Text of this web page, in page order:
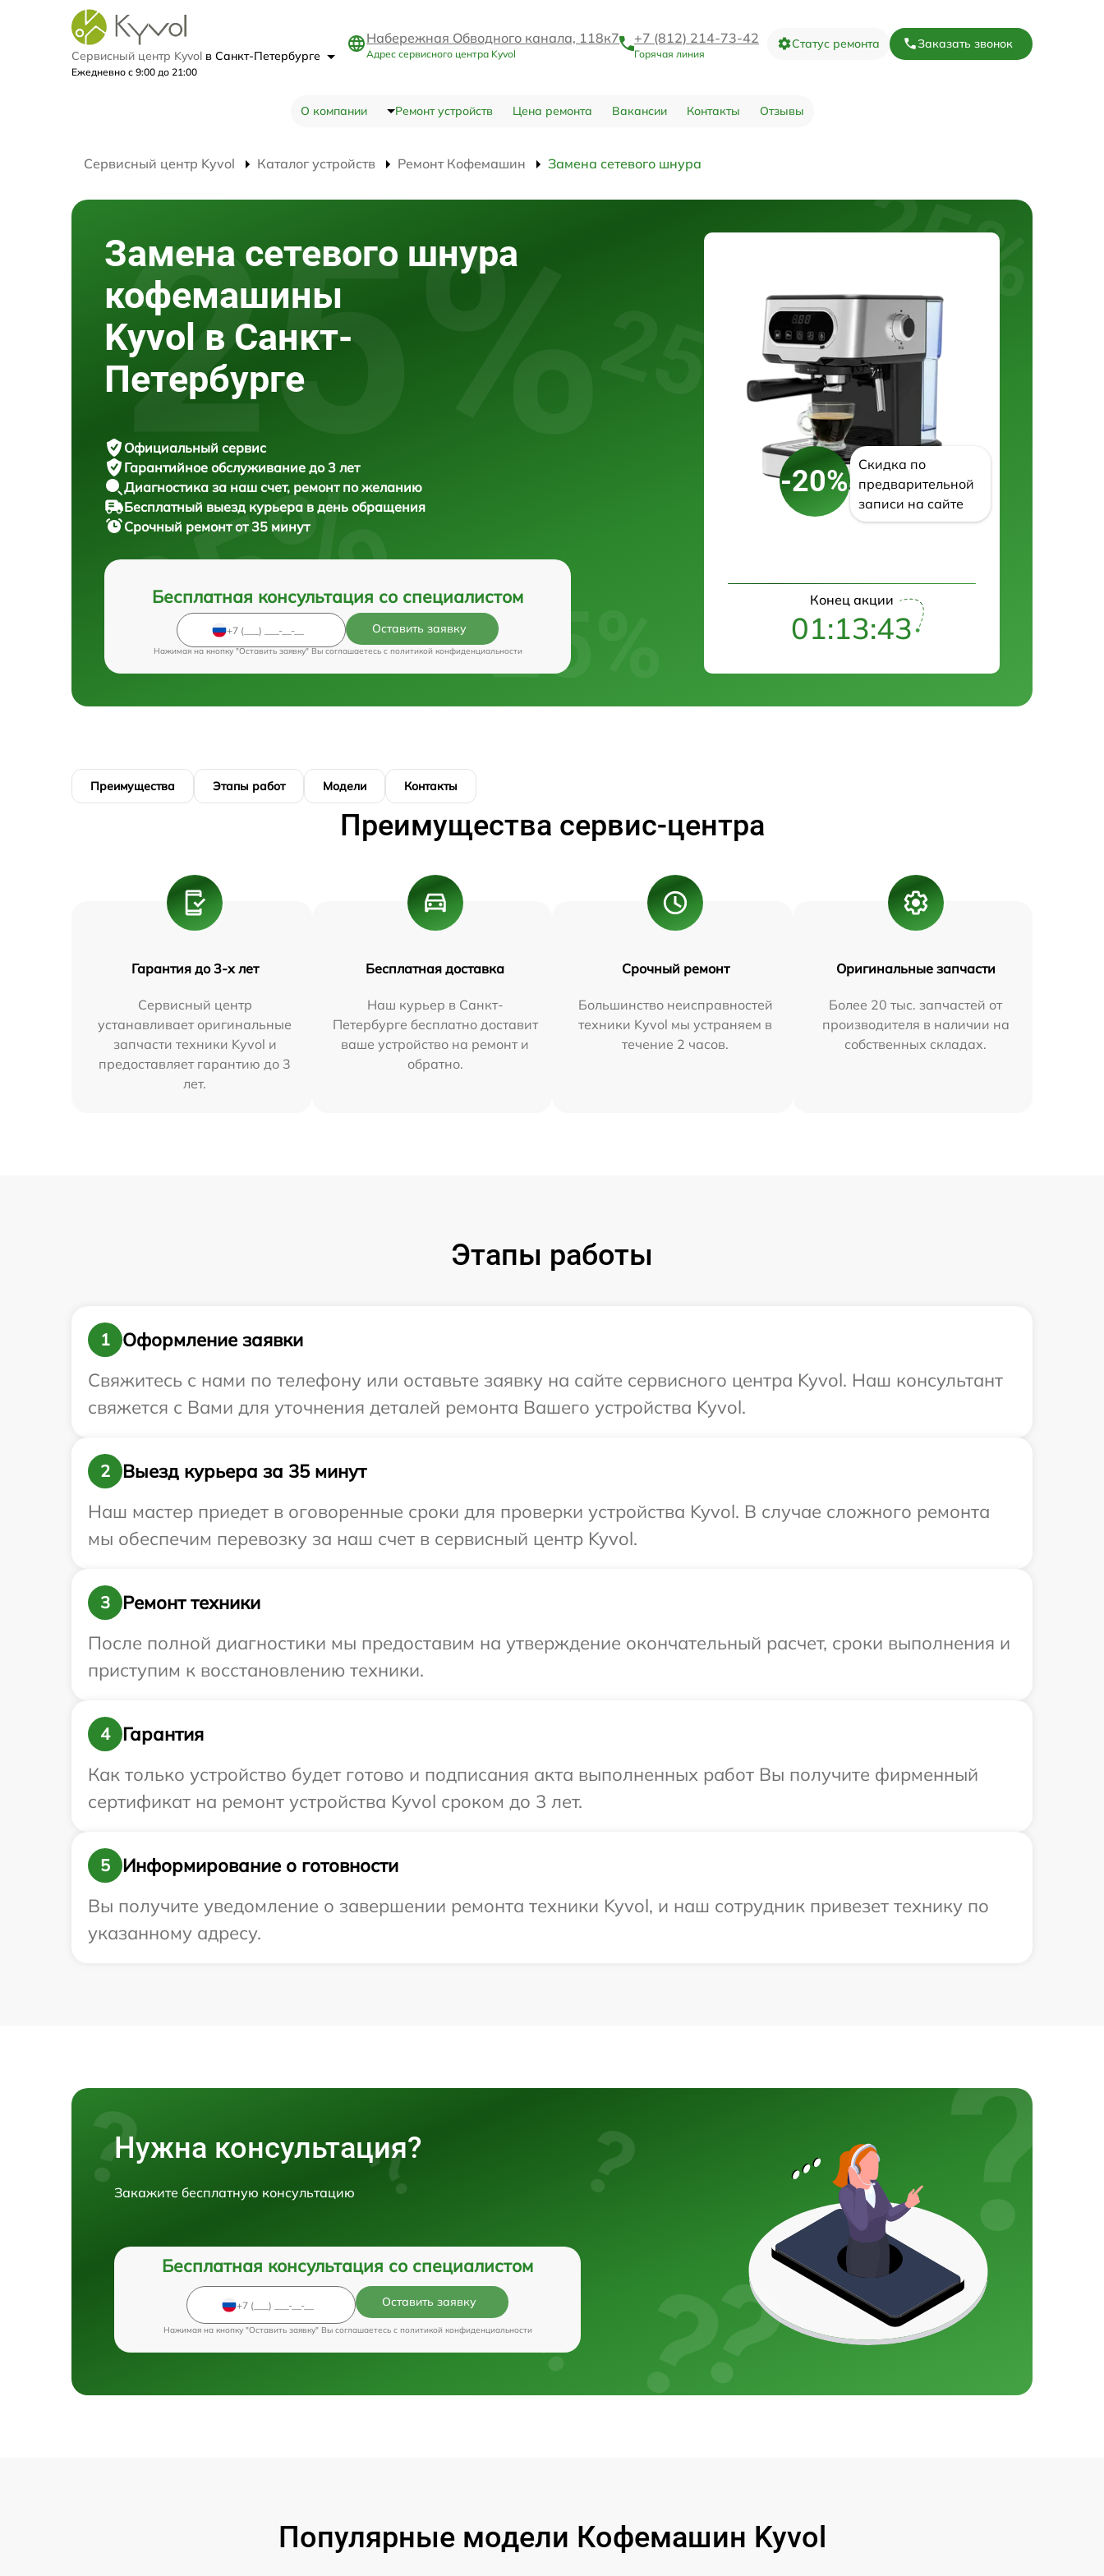
Сервисный центр Kyvol в Санкт-Петербурге
Ежедневно с 9:00 до 21:00
Набережная Обводного канала, 118к7
Адрес сервисного центра Kyvol
+7 (812) 214-73-42
Горячая линия
Статус ремонта Заказать звонок
О компании Ремонт устройств Цена ремонта Вакансии Контакты Отзывы
Сервисный центр Kyvol Каталог устройств Ремонт Кофемашин Замена сетевого шнура
Замена сетевого шнура
кофемашины
Kyvol в Санкт-
Петербурге
Официальный сервис
Гарантийное обслуживание до 3 лет
Диагностика за наш счет, ремонт по желанию
Бесплатный выезд курьера в день обращения
Срочный ремонтот 35 минут
Бесплатная консультация со специалистом
Оставить заявку
Нажимая на кнопку "Оставить заявку" Вы соглашаетесь c политикой конфиденциальности
-20%
Скидка по
предварительной
записи на сайте
Конец акции
01:13:42
Преимущества Этапы работ Модели Контакты
Преимущества сервис-центра
Гарантия до 3-х лет
Сервисный центр
устанавливает оригинальные
запчасти техники Kyvol и
предоставляет гарантию до 3
лет.
Бесплатная доставка
Наш курьер в Санкт-
Петербурге бесплатно доставит
ваше устройство на ремонт и
обратно.
Срочный ремонт
Большинство неисправностей
техники Kyvol мы устраняем в
течение 2 часов.
Оригинальные запчасти
Более 20 тыс. запчастей от
производителя в наличии на
собственных складах.
Этапы работы
1
Оформление заявки
Свяжитесь с нами по телефону или оставьте заявку на сайте сервисного центра Kyvol. Наш консультант
свяжется с Вами для уточнения деталей ремонта Вашего устройства Kyvol.
2
Выезд курьера за 35 минут
Наш мастер приедет в оговоренные сроки для проверки устройства Kyvol. В случае сложного ремонта
мы обеспечим перевозку за наш счет в сервисный центр Kyvol.
3
Ремонт техники
После полной диагностики мы предоставим на утверждение окончательный расчет, сроки выполнения и
приступим к восстановлению техники.
4
Гарантия
Как только устройство будет готово и подписания акта выполненных работ Вы получите фирменный
сертификат на ремонт устройства Kyvol сроком до 3 лет.
5
Информирование о готовности
Вы получите уведомление о завершении ремонта техники Kyvol, и наш сотрудник привезет технику по
указанному адресу.
Нужна консультация?
Закажите бесплатную консультацию
Бесплатная консультация со специалистом
Оставить заявку
Нажимая на кнопку "Оставить заявку" Вы соглашаетесь c политикой конфиденциальности
Популярные модели Кофемашин Kyvol